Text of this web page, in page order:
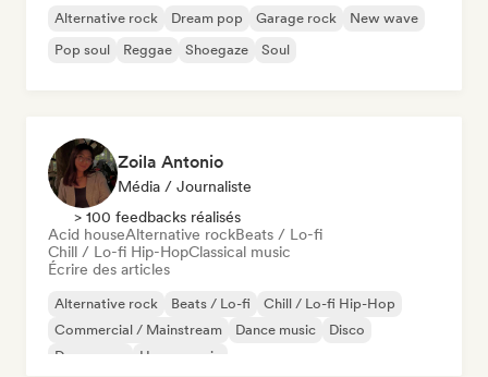
Alternative rock Dream pop Garage rock
New wave
Pop soul
Reggae Shoegaze Soul
Zoila Antonio
Média / Journaliste
> 100 feedbacks réalisés
Acid houseAlternative rockBeats / Lo-fi
Chill / Lo-fi Hip-HopClassical music
Écrire des articles
Alternative rock Beats / Lo-fi
Chill / Lo-fi Hip-Hop
Commercial / Mainstream
Dance music
Disco
Dream pop
House music